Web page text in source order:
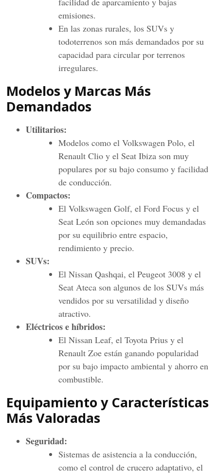
emisiones.
En las zonas rurales, los SUVs y
todoterrenos son más demandados por su
capacidad para circular por terrenos
irregulares.
Modelos y Marcas Más
Demandados
Utilitarios:
Modelos como el Volkswagen Polo, el
Renault Clio y el Seat Ibiza son muy
populares por su bajo consumo y facilidad
de conducción.
Compactos:
El Volkswagen Golf, el Ford Focus y el
Seat León son opciones muy demandadas
por su equilibrio entre espacio,
rendimiento y precio.
SUVs:
El Nissan Qashqai, el Peugeot 3008 y el
Seat Ateca son algunos de los SUVs más
vendidos por su versatilidad y diseño
atractivo.
Eléctricos e híbridos:
El Nissan Leaf, el Toyota Prius y el
Renault Zoe están ganando popularidad
por su bajo impacto ambiental y ahorro en
combustible.
Equipamiento y Características
Más Valoradas
Seguridad:
Sistemas de asistencia a la conducción,
como el control de crucero adaptativo, el